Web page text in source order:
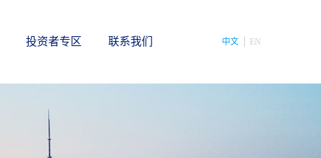
投资者专区 联系我们 中文 EN